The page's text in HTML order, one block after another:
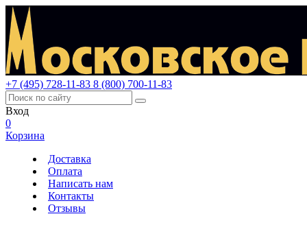
+7 (495) 728-11-83 8 (800) 700-11-83
Вход
0
Корзина
Доставка
Оплата
Написать нам
Контакты
Отзывы